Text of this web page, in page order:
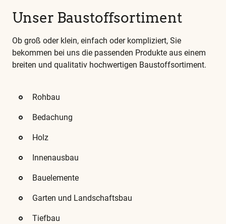
​​Unser Baustoffsortiment
Ob groß oder klein, einfach oder kompliziert, Sie
bekommen bei uns die passenden Produkte aus einem
breiten und qualitativ hochwertigen Baustoffsortiment.
Rohbau
​Bedachung
​Holz
​Innenausbau
​Bauelemente
​Garten und Landschaftsbau
Tiefbau